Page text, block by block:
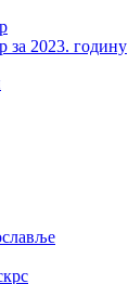
за 2023. годину